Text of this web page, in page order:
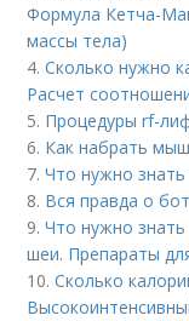
Формула Кетча-
массы тела)
4.Сколько нужно
Расчет
5. Процедуры rf-
6. Как набрать
7.Что нужно
8. Вся правда о
9.Что нужно
шеи. Препараты
10.Сколько